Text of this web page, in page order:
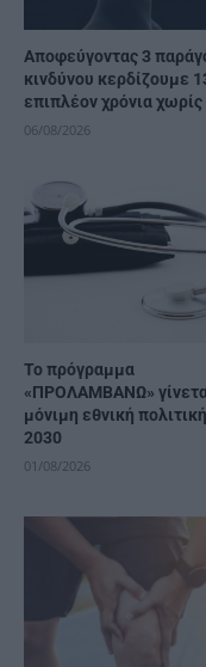
Αποφεύγοντας 3
κινδύνου κερδίζουμε
επιπλέον χρόνια χωρίς
06/08/2026
Το πρόγραμμα
«ΠΡΟΛΑΜΒΑΝΩ»
μόνιμη εθνική
2030
01/08/2026